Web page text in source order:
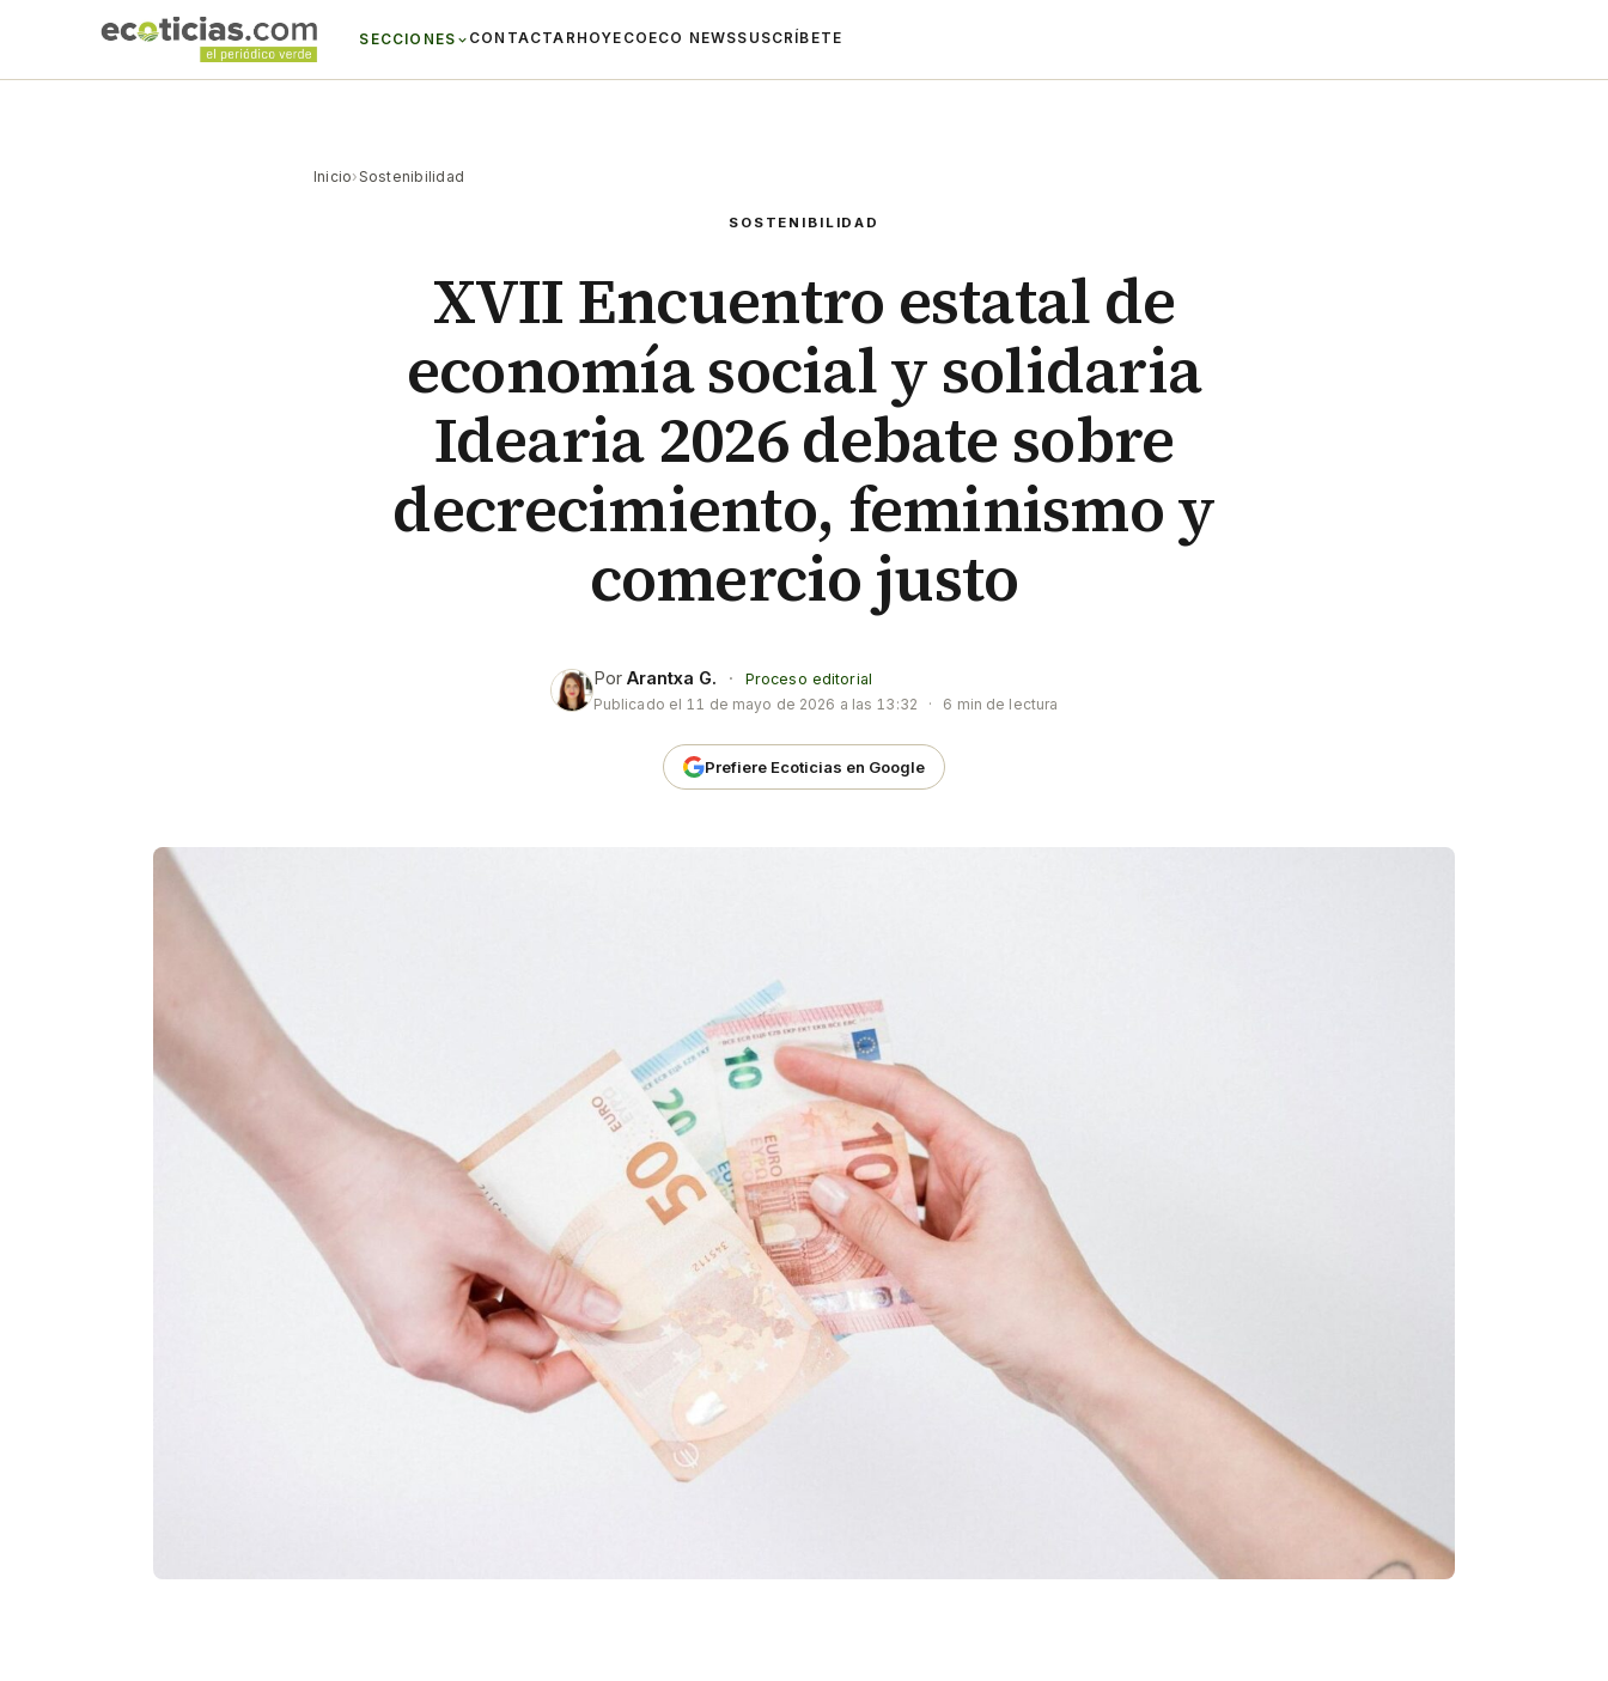
SECCIONES CONTACTAR HOYECO ECO NEWSSUSCRÍBETE
Inicio›Sostenibilidad
SOSTENIBILIDAD
XVII Encuentro estatal de
economía social y solidaria
Idearia 2026 debate sobre
decrecimiento, feminismo y
comercio justo
Por Arantxa G. ·
Proceso editorial
Publicado el 11 de mayo de 2026 a las 13:32 · 6 min de lectura
Prefiere Ecoticias en Google